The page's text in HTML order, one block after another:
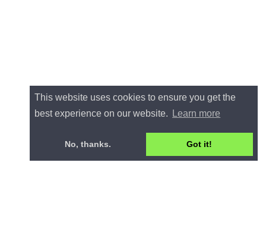
This website uses cookies to ensure you get the
best experience on our website.
Learn more
No, thanks. Got it!